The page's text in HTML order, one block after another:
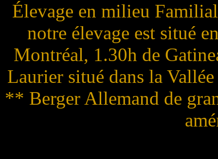
Élevage en milieu
notre élevage est situé
Montréal, 1.30h de
Laurier situé dans la
** Berger Allemand de